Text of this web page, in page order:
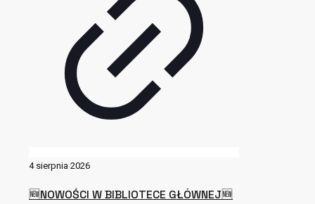
4 sierpnia 2026
🆕NOWOŚCI W BIBLIOTECE GŁÓWNEJ🆕